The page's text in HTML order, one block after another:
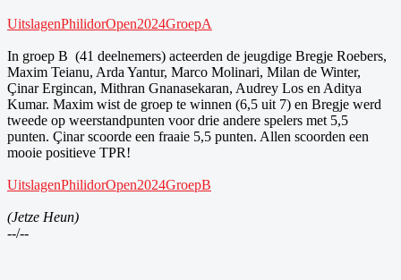
UitslagenPhilidorOpen2024GroepA
In groep B (41 deelnemers) acteerden de jeugdige Bregje Roebers,
Maxim Teianu, Arda Yantur, Marco Molinari, Milan de Winter,
Çinar Ergincan, Mithran Gnanasekaran, Audrey Los en Aditya
Kumar. Maxim wist de groep te winnen (6,5 uit 7) en Bregje werd
tweede op weerstandpunten voor drie andere spelers met 5,5
punten. Çinar scoorde een fraaie 5,5 punten. Allen scoorden een
mooie positieve TPR!
UitslagenPhilidorOpen2024GroepB
(Jetze Heun)
--/--